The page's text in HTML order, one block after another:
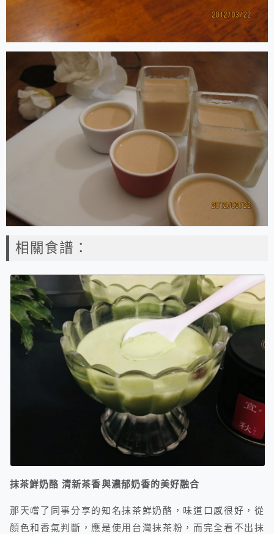
相關食譜：
抹茶鮮奶酪 清新茶香與濃郁奶香的美好融合
那天嚐了同事分享的知名抹茶鮮奶酪，味道口感很好，從
顏色和香氣判斷，應是使用台灣抹茶粉，而完全看不出抹